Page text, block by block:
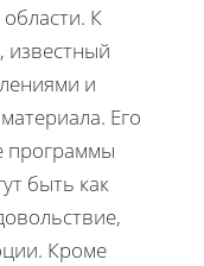
К
известный
и
Его
программы
быть как
Кроме